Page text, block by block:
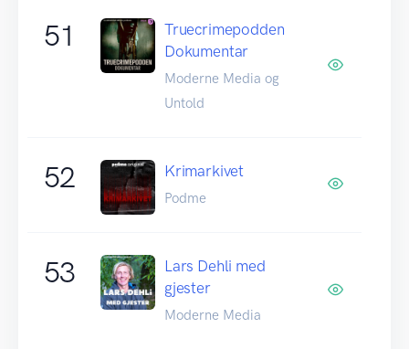
51
Truecrimepodden
Dokumentar
Moderne Media og
Untold
52 Krimarkivet
Podme
53
Lars Dehli med
gjester
Moderne Media